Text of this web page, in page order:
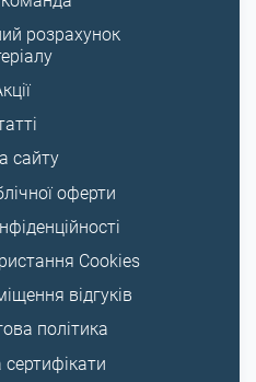
розрахунок
сайту
оферти
Cookies
відгуків
політика
сертифікати